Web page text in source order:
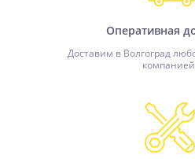
Оперативная
Доставим в Волгоград